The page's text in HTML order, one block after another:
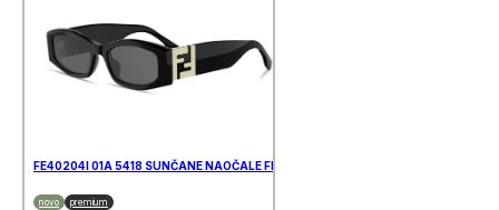
FE40204I 01A 5418 SUNČANE NAOČALE FENDI
novo premium